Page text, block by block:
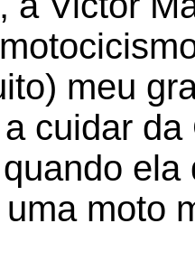
meu
cuidar
moto